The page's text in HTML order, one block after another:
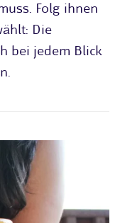
Folg ihnen
Die
bei jedem Blick